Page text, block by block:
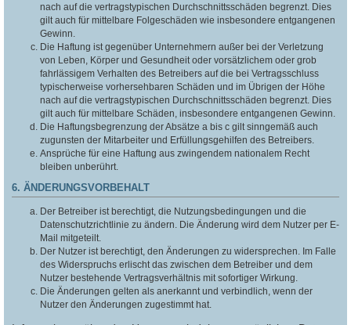
nach auf die vertragstypischen Durchschnittsschäden begrenzt. Dies
gilt auch für mittelbare Folgeschäden wie insbesondere entgangenen
Gewinn.
Die Haftung ist gegenüber Unternehmern außer bei der Verletzung
von Leben, Körper und Gesundheit oder vorsätzlichem oder grob
fahrlässigem Verhalten des Betreibers auf die bei Vertragsschluss
typischerweise vorhersehbaren Schäden und im Übrigen der Höhe
nach auf die vertragstypischen Durchschnittsschäden begrenzt. Dies
gilt auch für mittelbare Schäden, insbesondere entgangenen Gewinn.
Die Haftungsbegrenzung der Absätze a bis c gilt sinngemäß auch
zugunsten der Mitarbeiter und Erfüllungsgehilfen des Betreibers.
Ansprüche für eine Haftung aus zwingendem nationalem Recht
bleiben unberührt.
6. ÄNDERUNGSVORBEHALT
Der Betreiber ist berechtigt, die Nutzungsbedingungen und die
Datenschutzrichtlinie zu ändern. Die Änderung wird dem Nutzer per E-
Mail mitgeteilt.
Der Nutzer ist berechtigt, den Änderungen zu widersprechen. Im Falle
des Widerspruchs erlischt das zwischen dem Betreiber und dem
Nutzer bestehende Vertragsverhältnis mit sofortiger Wirkung.
Die Änderungen gelten als anerkannt und verbindlich, wenn der
Nutzer den Änderungen zugestimmt hat.